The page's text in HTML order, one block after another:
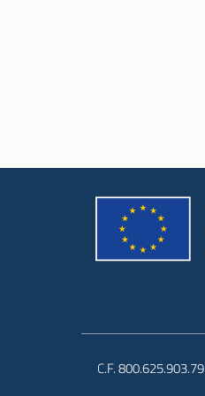
C.F. 800.625.903.79